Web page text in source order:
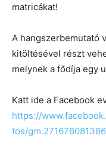
matricákat!
A hangszerbemutató
kitöltésével részt
melynek a fődíja egy
Katt ide a Facebook
https://
tos/